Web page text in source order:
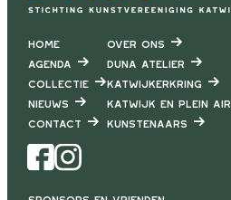
Home
Agenda
Collectie
Nieuws
Contact
Facebook Instagram
Over ons
DUNA Atelier
Katwijkerkring
Katwijk en Plein air
Kunstenaars